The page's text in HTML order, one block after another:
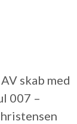
skab med
007 –